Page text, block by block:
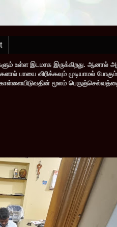
உள்ள இடமாக இருக்கிறது. ஆனால்
பாயை விரிக்கவும் முடியாமல்
மூலம்